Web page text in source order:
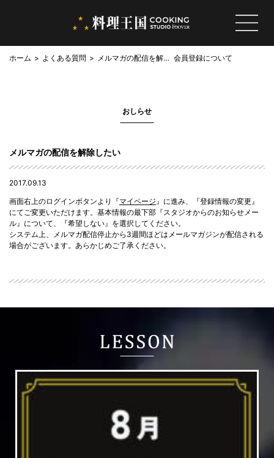
ホーム よくある質問 会員登録について
メルマガの配信を解除
おしらせ
メルマガの配信を解除したい
2017.09.13
画面右上のログインボタンより『マイページ』に進み、『登録情報の変更』
にてご変更いただけます。基本情報の最下部『スタジオからのお知らせメー
ル』について、『希望しない』を選択してください。
システム上、メルマガ配信停止から3週間ほどはメールマガジンが配信される
場合がございます。あらかじめご了承ください。